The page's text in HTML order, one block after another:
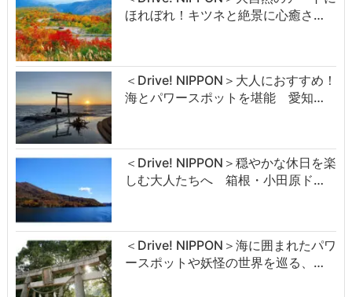
ほれぼれ！キツネと絶景に心癒さ…
＜Drive! NIPPON＞大人におすすめ！
海とパワースポットを堪能 愛知…
＜Drive! NIPPON＞穏やかな休日を楽
しむ大人たちへ 箱根・小田原ド…
＜Drive! NIPPON＞海に囲まれたパワ
ースポットや妖怪の世界を巡る、…